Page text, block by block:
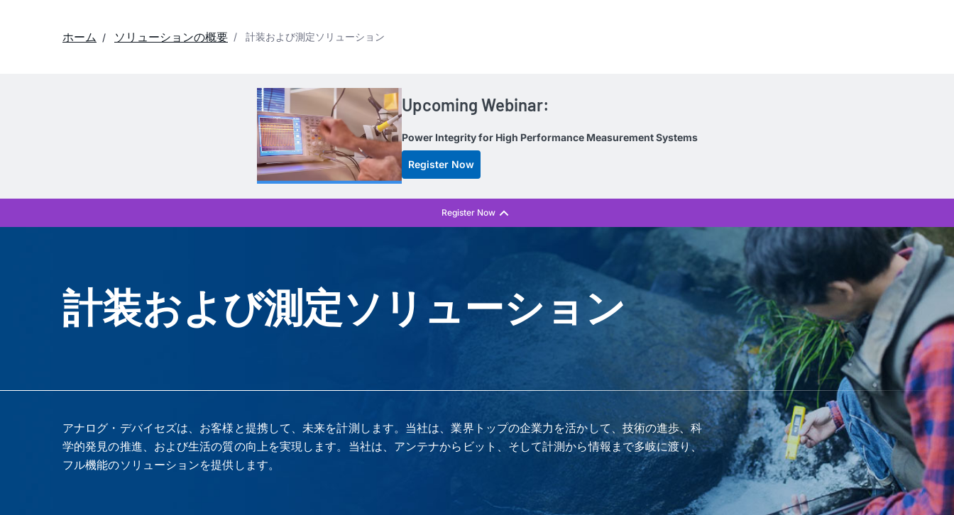
ホーム ソリューションの概要 計装および測定ソリューション
Upcoming Webinar:
Power Integrity for High Performance Measurement Systems
Register Now
計装および測定ソリューション
アナログ・デバイセズは、お客様と提携して、未来を計測します。当社は、業界トップの企業力を活かして、技術の進歩、科
学的発見の推進、および生活の質の向上を実現します。当社は、アンテナからビット、そして計測から情報まで多岐に渡り、
フル機能のソリューションを提供します。